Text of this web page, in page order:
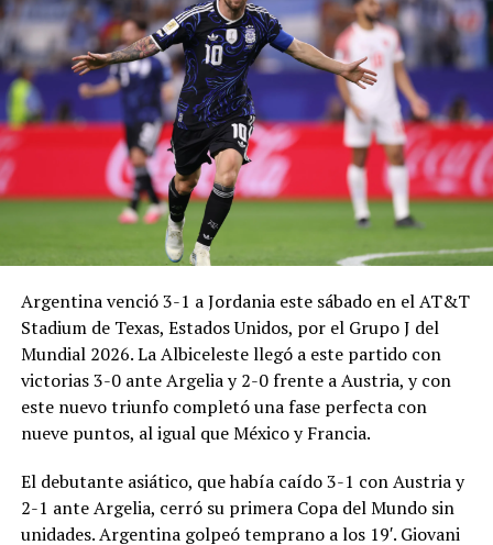
Argentina venció 3-1 a Jordania este sábado en el AT&T
Stadium de Texas, Estados Unidos, por el Grupo J del
Mundial 2026. La Albiceleste llegó a este partido con
victorias 3-0 ante Argelia y 2-0 frente a Austria, y con
este nuevo triunfo completó una fase perfecta con
nueve puntos, al igual que México y Francia.
El debutante asiático, que había caído 3-1 con Austria y
2-1 ante Argelia, cerró su primera Copa del Mundo sin
unidades. Argentina golpeó temprano a los 19′. Giovani